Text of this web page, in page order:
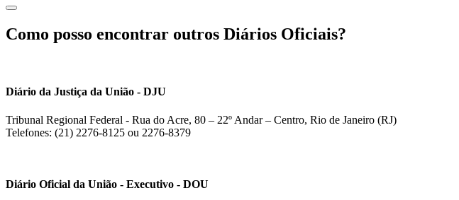
Como posso encontrar outros Diários Oficiais?
Diário da Justiça da União - DJU
Tribunal Regional Federal - Rua do Acre, 80 – 22º Andar – Centro, Rio de Janeiro (RJ)
Telefones: (21) 2276-8125 ou 2276-8379
Diário Oficial da União - Executivo - DOU